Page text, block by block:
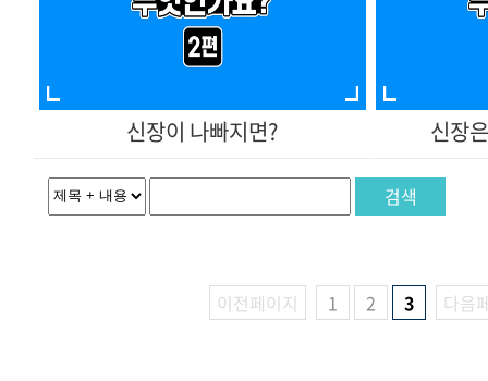
신장이 나빠지면? 신장
검색
이전페이지 1 2 3 다음